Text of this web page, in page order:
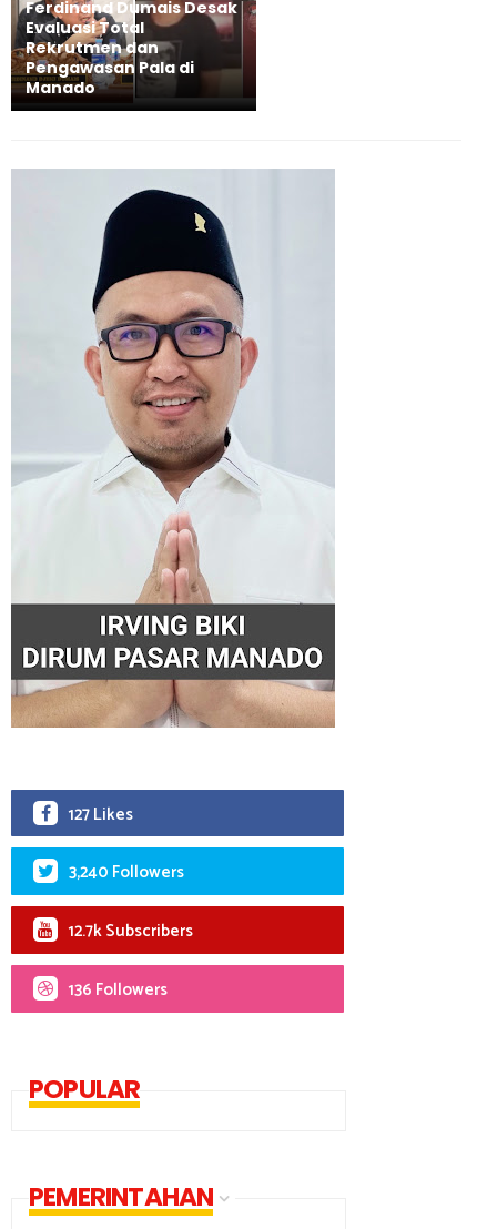
Ferdinand Dumais Desak
Evaluasi Total
Rekrutmen dan
Pengawasan Pala di
Manado
127 Likes
3,240 Followers
12.7k Subscribers
136 Followers
POPULAR
PEMERINTAHAN